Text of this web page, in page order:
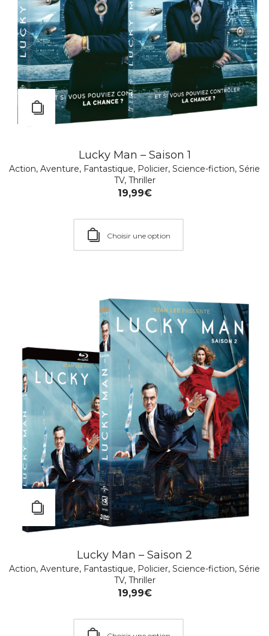
Lucky Man – Saison 1
Action, Aventure, Fantastique, Policier, Science-fiction, Série
TV, Thriller
19,99€
Choisir une option
Lucky Man – Saison 2
Action, Aventure, Fantastique, Policier, Science-fiction, Série
TV, Thriller
19,99€
MEURTRES À SANDHAMN – SAISON 16 & 17
Action , Policier ,Série TV
19,99€
Ajouter au Panier
MEURTRES À SANDHAMN – SAISON 18 & 19
Action , Policier ,Série TV
19,99 €